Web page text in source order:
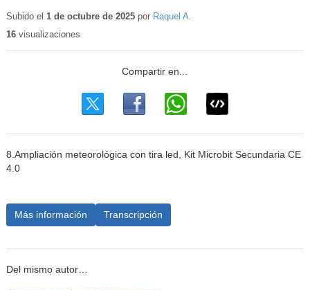
Subido el 1 de octubre de 2025por Raquel A.
16visualizaciones
8.Ampliación meteorológica con tira led, Kit Microbit Secundaria CE
4.0
Más información Transcripción
Del mismo autor…